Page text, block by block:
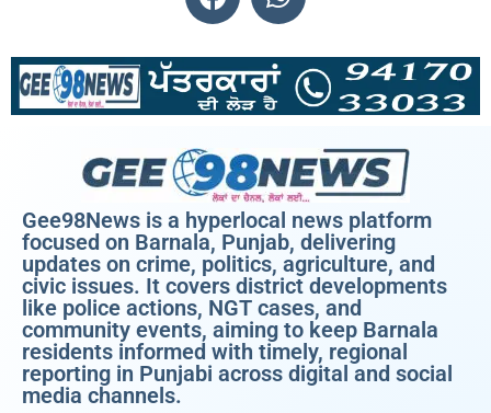
Gee98News is a hyperlocal news platform
focused on Barnala, Punjab, delivering
updates on crime, politics, agriculture, and
civic issues. It covers district developments
like police actions, NGT cases, and
community events, aiming to keep Barnala
residents informed with timely, regional
reporting in Punjabi across digital and social
media channels.